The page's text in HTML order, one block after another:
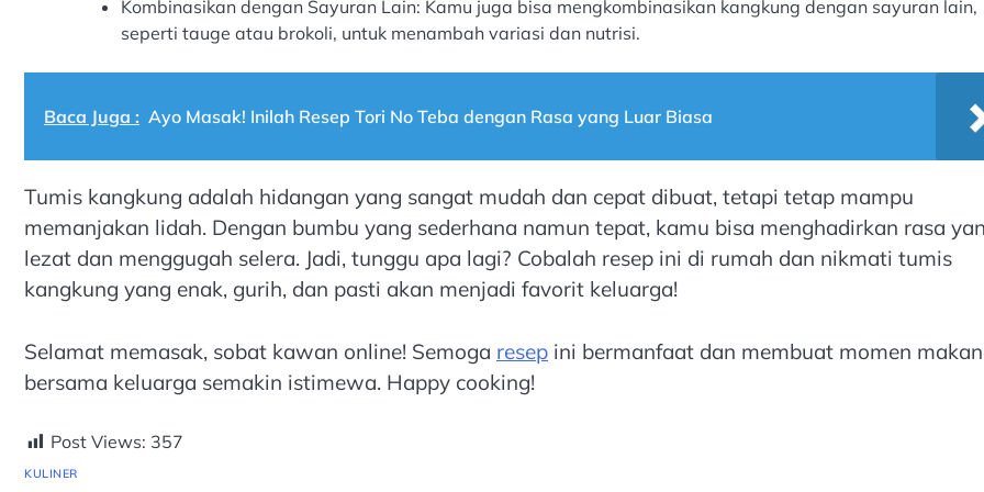
Kombinasikan dengan Sayuran Lain: Kamu juga bisa mengkombinasikan kangkung dengan sayuran lain,
seperti tauge atau brokoli, untuk menambah variasi dan nutrisi.
Baca Juga : Ayo Masak! Inilah Resep Tori No Teba dengan Rasa yang Luar Biasa
Tumis kangkung adalah hidangan yang sangat mudah dan cepat dibuat, tetapi tetap mampu
memanjakan lidah. Dengan bumbu yang sederhana namun tepat, kamu bisa menghadirkan rasa
lezat dan menggugah selera. Jadi, tunggu apa lagi? Cobalah resep ini di rumah dan nikmati tumis
kangkung yang enak, gurih, dan pasti akan menjadi favorit keluarga!
Selamat memasak, sobat kawan online! Semoga resep ini bermanfaat dan membuat momen makan
bersama keluarga semakin istimewa. Happy cooking!
Post Views: 357
KULINER